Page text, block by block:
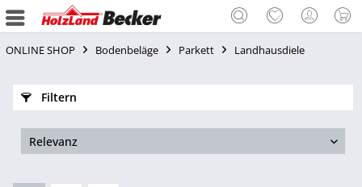
ONLINE SHOP Bodenbeläge Parkett Landhausdiele
Filtern